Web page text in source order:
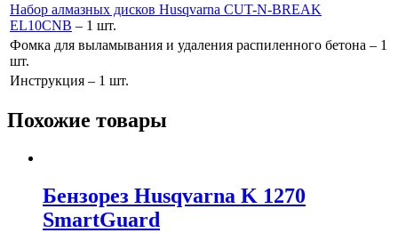
Набор алмазных дисков Husqvarna CUT-N-BREAK
EL10CNB – 1 шт.
Фомка для выламывания и удаления распиленного бетона – 1
шт.
Инструкция – 1 шт.
Похожие товары
Бензорез Husqvarna K 1270
SmartGuard